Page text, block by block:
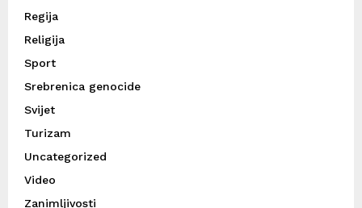
Regija
Religija
Sport
Srebrenica genocide
Svijet
Turizam
Uncategorized
Video
Zanimljivosti